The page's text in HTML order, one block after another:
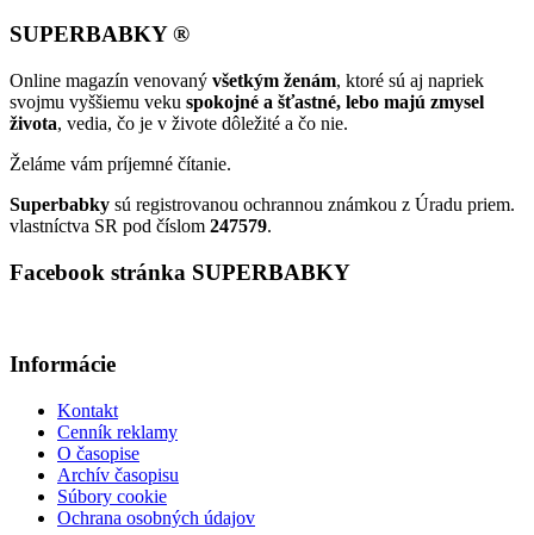
SUPERBABKY ®
Online magazín venovaný všetkým ženám, ktoré sú aj napriek
svojmu vyššiemu veku spokojné a šťastné, lebo majú zmysel
života, vedia, čo je v živote dôležité a čo nie.
Želáme vám príjemné čítanie.
Superbabky sú registrovanou ochrannou známkou z Úradu priem.
vlastníctva SR pod číslom 247579.
Facebook stránka SUPERBABKY
Informácie
Kontakt
Cenník reklamy
O časopise
Archív časopisu
Súbory cookie
Ochrana osobných údajov